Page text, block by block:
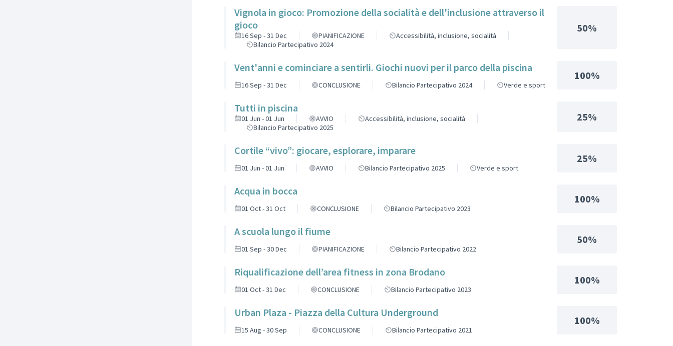
Vignola in gioco: Promozione della socialità e dell'inclusione attraverso il
gioco
16 Sep - 31 Dec PIANIFICAZIONE
Accessibilità, inclusione, socialità
Bilancio Partecipativo 2024
50%
Vent'anni e cominciare a sentirli. Giochi nuovi per il parco della piscina
16 Sep - 31 Dec CONCLUSIONE Bilancio Partecipativo 2024 Verde e sport
100%
Tutti in piscina
01 Jun - 01 Jun AVVIO
Accessibilità, inclusione, socialità
Bilancio Partecipativo 2025
25%
Cortile “vivo”: giocare, esplorare, imparare
01 Jun - 01 Jun AVVIO Bilancio Partecipativo 2025 Verde e sport
25%
Acqua in bocca
01 Oct - 31 Oct CONCLUSIONE Bilancio Partecipativo 2023
100%
A scuola lungo il fiume
01 Sep - 30 Dec PIANIFICAZIONE Bilancio Partecipativo 2022
50%
Riqualificazione dell’area fitness in zona Brodano
01 Oct - 31 Dec CONCLUSIONE Bilancio Partecipativo 2023
100%
Urban Plaza - Piazza della Cultura Underground
15 Aug - 30 Sep CONCLUSIONE Bilancio Partecipativo 2021
100%